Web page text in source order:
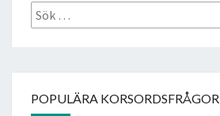
Sök
efter:
POPULÄRA KORSORDSFRÅGOR